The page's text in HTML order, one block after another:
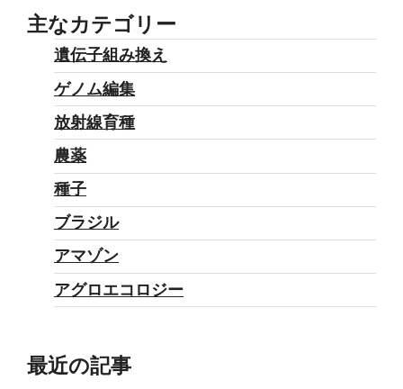
主なカテゴリー
遺伝子組み換え
ゲノム編集
放射線育種
農薬
種子
ブラジル
アマゾン
アグロエコロジー
最近の記事